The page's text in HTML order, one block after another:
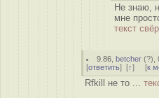
Не знаю,
мне
текст
9.86 ,betcher (?),
[ответить] [↑] [к
Rfkill не то ...